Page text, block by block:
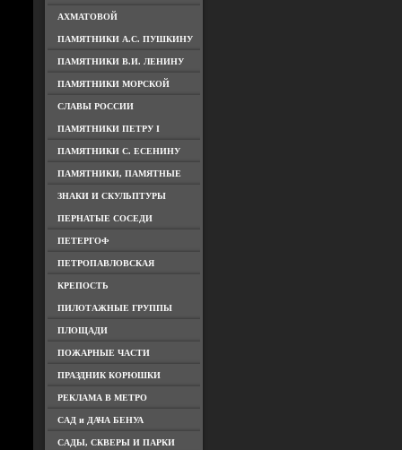
АХМАТОВОЙ
ПАМЯТНИКИ А.С. ПУШКИНУ
ПАМЯТНИКИ В.И. ЛЕНИНУ
ПАМЯТНИКИ МОРСКОЙ
СЛАВЫ РОССИИ
ПАМЯТНИКИ ПЕТРУ I
ПАМЯТНИКИ С. ЕСЕНИНУ
ПАМЯТНИКИ, ПАМЯТНЫЕ
ЗНАКИ И СКУЛЬПТУРЫ
ПЕРНАТЫЕ СОСЕДИ
ПЕТЕРГОФ
ПЕТРОПАВЛОВСКАЯ
КРЕПОСТЬ
ПИЛОТАЖНЫЕ ГРУППЫ
ПЛОЩАДИ
ПОЖАРНЫЕ ЧАСТИ
ПРАЗДНИК КОРЮШКИ
РЕКЛАМА В МЕТРО
САД и ДАЧА БЕНУА
САДЫ, СКВЕРЫ И ПАРКИ